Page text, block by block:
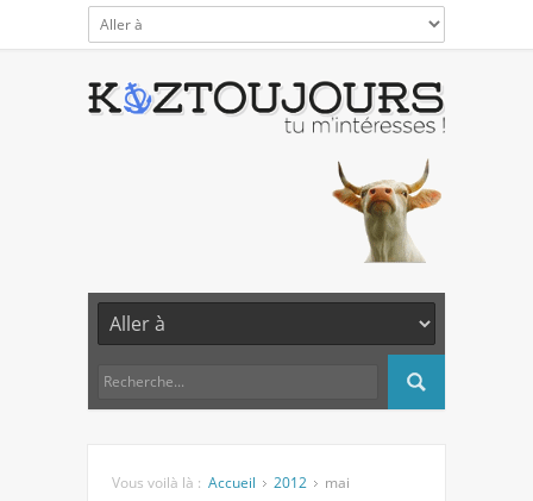
Vous voilà là : Accueil 2012 mai